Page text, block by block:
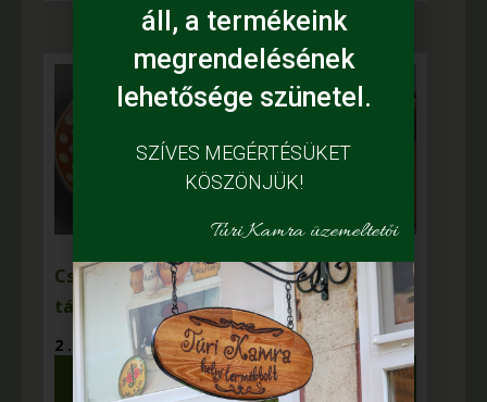
Cseh Magi – Sütis
tál nagy
2 .800
Kosárba
teszem
Cseh Magi – Szilke
(terrakotta)
2 .380Ft
Kosárba
teszem
áll, a termékeink
megrendelésének
lehetősége szünetel.
SZÍVES MEGÉRTÉSÜKET
KÖSZÖNJÜK!
Túri Kamra üzemeltetői